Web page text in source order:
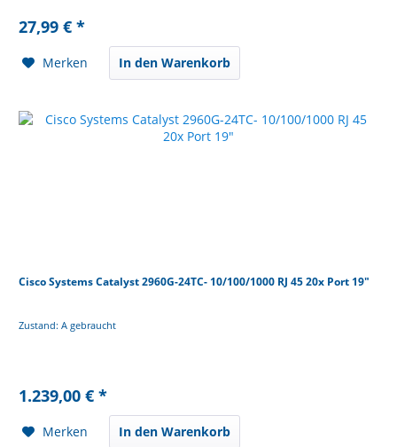
27,99 € *
Merken In den Warenkorb
Cisco Systems Catalyst 2960G-24TC- 10/100/1000 RJ 45 20x Port 19"
Zustand: A gebraucht
1.239,00 € *
Merken In den Warenkorb